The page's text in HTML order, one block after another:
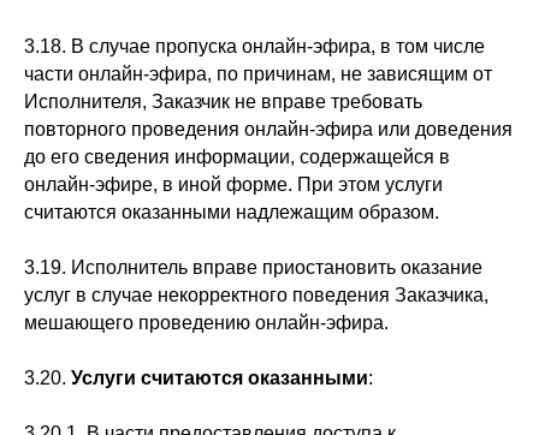
3.18. В случае пропуска онлайн-эфира, в том числе
части онлайн-эфира, по причинам, не зависящим от
Исполнителя, Заказчик не вправе требовать
повторного проведения онлайн-эфира или доведения
до его сведения информации, содержащейся в
онлайн-эфире, в иной форме. При этом услуги
считаются оказанными надлежащим образом.
3.19. Исполнитель вправе приостановить оказание
услуг в случае некорректного поведения Заказчика,
мешающего проведению онлайн-эфира.
3.20. Услуги считаются оказанными: